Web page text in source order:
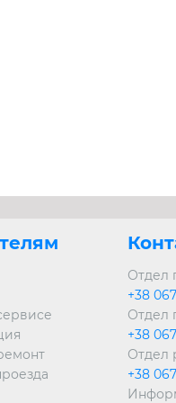
Отдел
+38
Отдел
+38
Отдел
+38